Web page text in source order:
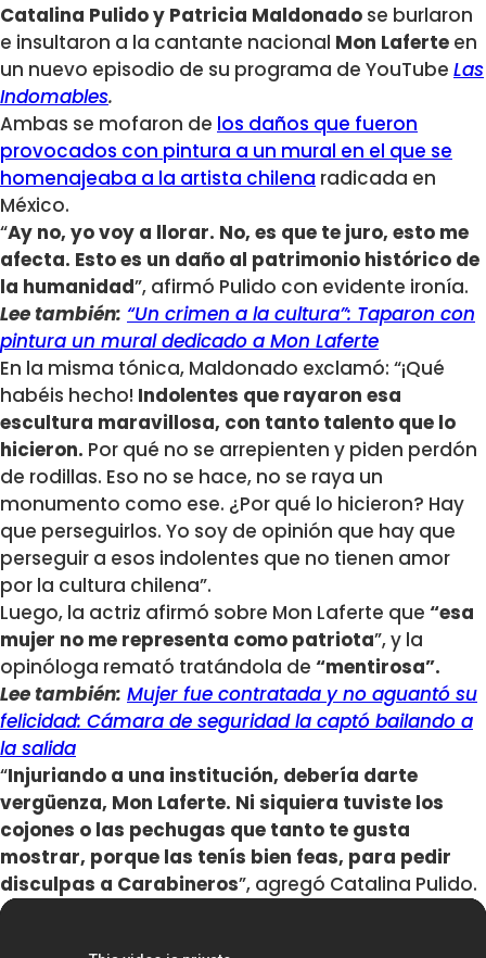
Catalina Pulido y Patricia Maldonado se burlaron
e insultaron a la cantante nacional Mon Laferte en
un nuevo episodio de su programa de YouTube Las
Indomables.
Ambas se mofaron de los daños que fueron
provocados con pintura a un mural en el que se
homenajeaba a la artista chilena radicada en
México.
“Ay no, yo voy a llorar. No, es que te juro, esto me
afecta. Esto es un daño al patrimonio histórico de
la humanidad”, afirmó Pulido con evidente ironía.
Lee también: “Un crimen a la cultura”: Taparon con
pintura un mural dedicado a Mon Laferte
En la misma tónica, Maldonado exclamó: “¡Qué
habéis hecho! Indolentes que rayaron esa
escultura maravillosa, con tanto talento que lo
hicieron. Por qué no se arrepienten y piden perdón
de rodillas. Eso no se hace, no se raya un
monumento como ese. ¿Por qué lo hicieron? Hay
que perseguirlos. Yo soy de opinión que hay que
perseguir a esos indolentes que no tienen amor
por la cultura chilena”.
Luego, la actriz afirmó sobre Mon Laferte que “esa
mujer no me representa como patriota”, y la
opinóloga remató tratándola de “mentirosa”.
Lee también: Mujer fue contratada y no aguantó su
felicidad: Cámara de seguridad la captó bailando a
la salida
“Injuriando a una institución, debería darte
vergüenza, Mon Laferte. Ni siquiera tuviste los
cojones o las pechugas que tanto te gusta
mostrar, porque las tenís bien feas, para pedir
disculpas a Carabineros”, agregó Catalina Pulido.